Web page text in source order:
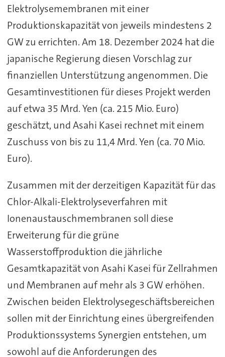
Elektrolysemembranen mit einer
Produktionskapazität von jeweils mindestens 2
GW zu errichten. Am 18. Dezember 2024 hat die
japanische Regierung diesen Vorschlag zur
finanziellen Unterstützung angenommen. Die
Gesamtinvestitionen für dieses Projekt werden
auf etwa 35 Mrd. Yen (ca. 215 Mio. Euro)
geschätzt, und Asahi Kasei rechnet mit einem
Zuschuss von bis zu 11,4 Mrd. Yen (ca. 70 Mio.
Euro).
Zusammen mit der derzeitigen Kapazität für das
Chlor-Alkali-Elektrolyseverfahren mit
Ionenaustauschmembranen soll diese
Erweiterung für die grüne
Wasserstoffproduktion die jährliche
Gesamtkapazität von Asahi Kasei für Zellrahmen
und Membranen auf mehr als 3 GW erhöhen.
Zwischen beiden Elektrolysegeschäftsbereichen
sollen mit der Einrichtung eines übergreifenden
Produktionssystems Synergien entstehen, um
sowohl auf die Anforderungen des